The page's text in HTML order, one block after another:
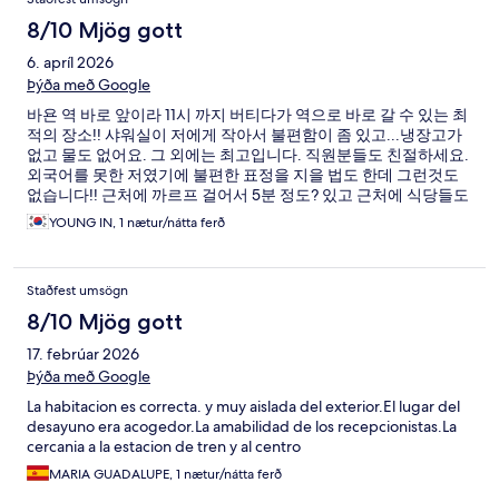
8/10 Mjög gott
6. apríl 2026
Þýða með Google
바욘 역 바로 앞이라 11시 까지 버티다가 역으로 바로 갈 수 있는 최
적의 장소!! 샤워실이 저에게 작아서 불편함이 좀 있고...냉장고가
없고 물도 없어요. 그 외에는 최고입니다. 직원분들도 친절하세요.
외국어를 못한 저였기에 불편한 표정을 지을 법도 한데 그런것도
없습니다!! 근처에 까르프 걸어서 5분 정도? 있고 근처에 식당들도
다수 있어요.
YOUNG IN, 1 nætur/nátta ferð
Staðfest umsögn
8/10 Mjög gott
17. febrúar 2026
Þýða með Google
La habitacion es correcta. y muy aislada del exterior.El lugar del
desayuno era acogedor.La amabilidad de los recepcionistas.La
cercania a la estacion de tren y al centro
MARIA GUADALUPE, 1 nætur/nátta ferð